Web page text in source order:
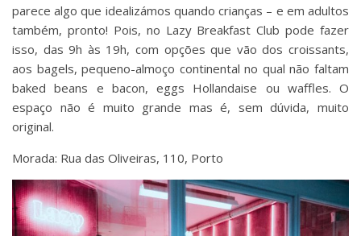
parece algo que idealizámos quando crianças – e em adultos
também, pronto! Pois, no Lazy Breakfast Club pode fazer
isso, das 9h às 19h, com opções que vão dos croissants,
aos bagels, pequeno-almoço continental no qual não faltam
baked beans e bacon, eggs Hollandaise ou waffles. O
espaço não é muito grande mas é, sem dúvida, muito
original.
Morada: Rua das Oliveiras, 110, Porto